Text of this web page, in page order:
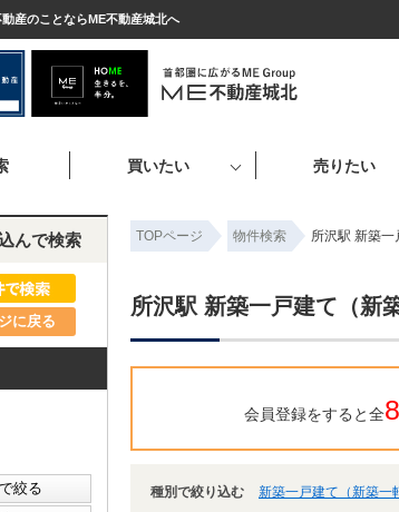
産のことならME不動産城北へ
買いたい 売りたい
TOPページ 物件検索 所沢駅 新築
所沢駅 新築一戸建て（新
会員登録をすると全
種別で絞り込む 新築一戸建て（新築一
んで検索
に戻る